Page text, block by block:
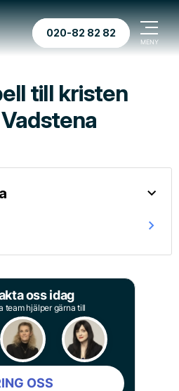
020-82 82 82
till kristen
oss idag
team hjälper gärna till
OSS